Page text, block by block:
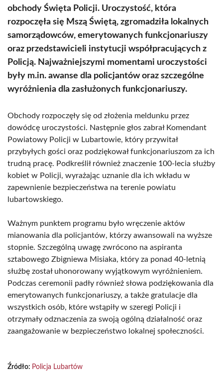
obchody Święta Policji. Uroczystość, która
rozpoczęła się Mszą Świętą, zgromadziła lokalnych
samorządowców, emerytowanych funkcjonariuszy
oraz przedstawicieli instytucji współpracujących z
Policją. Najważniejszymi momentami uroczystości
były m.in. awanse dla policjantów oraz szczególne
wyróżnienia dla zasłużonych funkcjonariuszy.
Obchody rozpoczęły się od złożenia meldunku przez
dowódcę uroczystości. Następnie głos zabrał Komendant
Powiatowy Policji w Lubartowie, który przywitał
przybyłych gości oraz podziękował funkcjonariuszom za ich
trudną pracę. Podkreślił również znaczenie 100-lecia służby
kobiet w Policji, wyrażając uznanie dla ich wkładu w
zapewnienie bezpieczeństwa na terenie powiatu
lubartowskiego.
Ważnym punktem programu było wręczenie aktów
mianowania dla policjantów, którzy awansowali na wyższe
stopnie. Szczególną uwagę zwrócono na aspiranta
sztabowego Zbigniewa Misiaka, który za ponad 40-letnią
służbę został uhonorowany wyjątkowym wyróżnieniem.
Podczas ceremonii padły również słowa podziękowania dla
emerytowanych funkcjonariuszy, a także gratulacje dla
wszystkich osób, które wstąpiły w szeregi Policji i
otrzymały odznaczenia za swoją ogólną działalność oraz
zaangażowanie w bezpieczeństwo lokalnej społeczności.
Źródło: Policja Lubartów